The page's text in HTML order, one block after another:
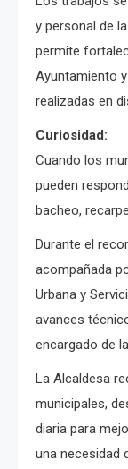
y personal de
permite
Ayuntamiento
realizadas en
Curiosidad:
Cuando los
pueden
bacheo,
Durante el
acompañada
Urbana y
avances
encargado de
La Alcaldesa
municipales,
diaria para
una necesidad